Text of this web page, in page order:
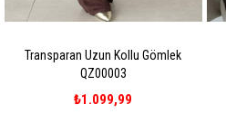
Transparan Uzun Kollu Gömlek
QZ00003
₺1.099,99